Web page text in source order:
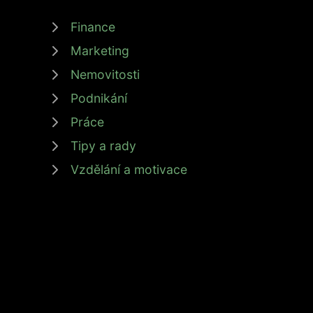
Finance
Marketing
Nemovitosti
Podnikání
Práce
Tipy a rady
Vzdělání a motivace